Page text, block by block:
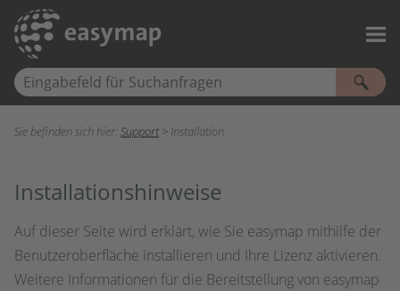
Zu Hauptinhalt springen
Sie befinden sich hier:Support > Installation
Installationshinweise
Auf dieser Seite wird erklärt, wie Sie easymap mithilfe der
Benutzeroberfläche installieren und Ihre Lizenz aktivieren.
Weitere Informationen für die Bereitstellung von easymap